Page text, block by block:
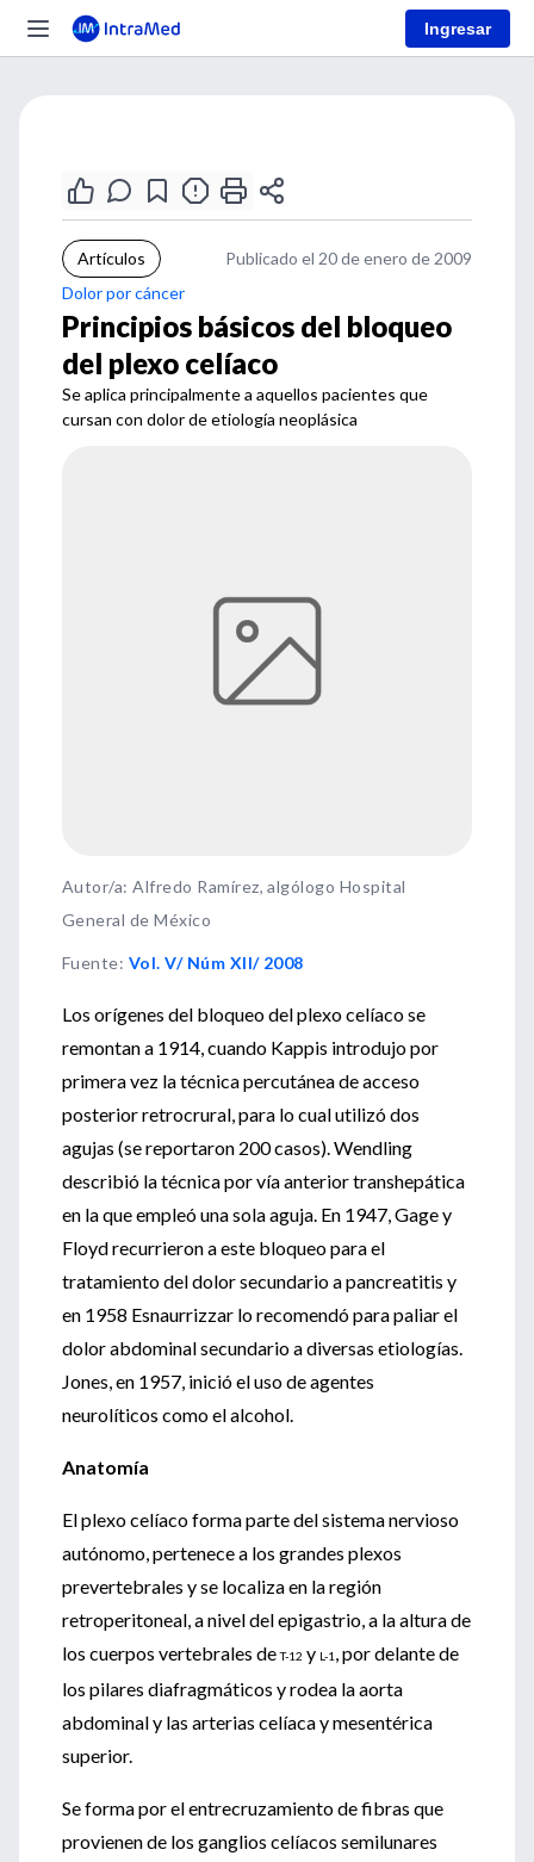
Ingresar
Artículos
Publicado el 20 de enero de 2009
Dolor por cáncer
Principios básicos del bloqueo
del plexo celíaco
Se aplica principalmente a aquellos pacientes que
cursan con dolor de etiología neoplásica
Autor/a: Alfredo Ramírez, algólogo Hospital
General de México
Fuente: Vol. V/ Núm XII/ 2008
Los orígenes del bloqueo del plexo celíaco se
remontan a 1914, cuando Kappis introdujo por
primera vez la técnica percutánea de acceso
posterior retrocrural, para lo cual utilizó dos
agujas (se reportaron 200 casos). Wendling
describió la técnica por vía anterior transhepática
en la que empleó una sola aguja. En 1947, Gage y
Floyd recurrieron a este bloqueo para el
tratamiento del dolor secundario a pancreatitis y
en 1958 Esnaurrizzar lo recomendó para paliar el
dolor abdominal secundario a diversas etiologías.
Jones, en 1957, inició el uso de agentes
neurolíticos como el alcohol.
Anatomía
El plexo celíaco forma parte del sistema nervioso
autónomo, pertenece a los grandes plexos
prevertebrales y se localiza en la región
retroperitoneal, a nivel del epigastrio, a la altura de
los cuerpos vertebrales deT-12 y L-1 , por delante de
los pilares diafragmáticos y rodea la aorta
abdominal y las arterias celíaca y mesentérica
superior.
Se forma por el entrecruzamiento de fibras que
provienen de los ganglios celíacos semilunares